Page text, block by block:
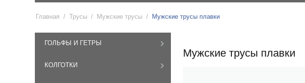
Главная / Трусы / Мужские трусы / Мужские трусы плавки
ГОЛЬФЫ И ГЕТРЫ
КОЛГОТКИ
Мужские трусы плавки